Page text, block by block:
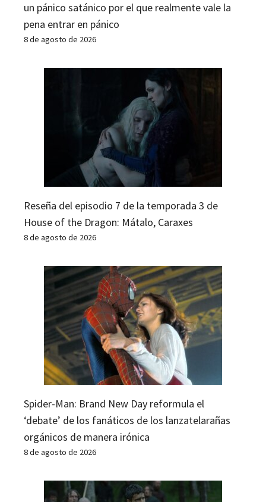
un pánico satánico por el que realmente vale la
pena entrar en pánico
8 de agosto de 2026
Reseña del episodio 7 de la temporada 3 de
House of the Dragon: Mátalo, Caraxes
8 de agosto de 2026
Spider-Man: Brand New Day reformula el
‘debate’ de los fanáticos de los lanzatelarañas
orgánicos de manera irónica
8 de agosto de 2026